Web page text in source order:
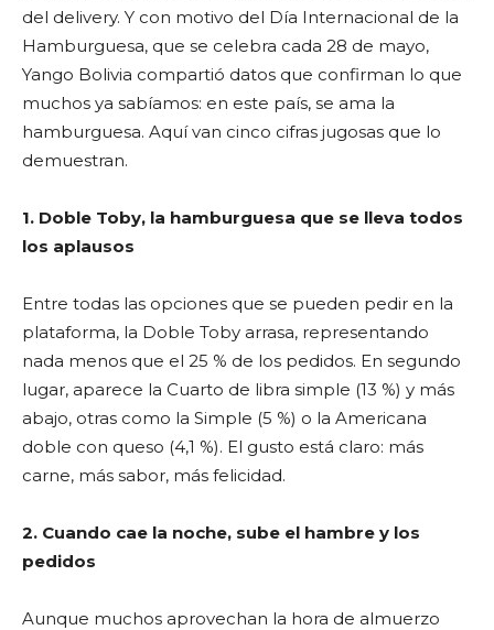
del delivery. Y con motivo del Día Internacional de la
Hamburguesa, que se celebra cada 28 de mayo,
Yango Bolivia compartió datos que confirman lo que
muchos ya sabíamos: en este país, se ama la
hamburguesa. Aquí van cinco cifras jugosas que lo
demuestran.
1. Doble Toby, la hamburguesa que se lleva todos
los aplausos
Entre todas las opciones que se pueden pedir en la
plataforma, la Doble Toby arrasa, representando
nada menos que el 25 % de los pedidos. En segundo
lugar, aparece la Cuarto de libra simple (13 %) y más
abajo, otras como la Simple (5 %) o la Americana
doble con queso (4,1 %). El gusto está claro: más
carne, más sabor, más felicidad.
2. Cuando cae la noche, sube el hambre y los
pedidos
Aunque muchos aprovechan la hora de almuerzo